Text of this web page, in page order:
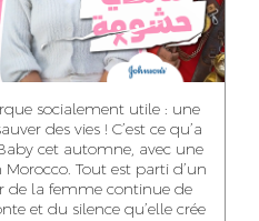
SAWSANE LAHBIBI
PRODUCTION
DIRECTOR
NOUR-ELHOUDA
YOUBI IDRISSI
PROJECT
socialement utile : une
des vies ! C’est ce qu’a
cet automne, avec une
Tout est parti d’un
de la femme continue de
et du silence qu’elle crée